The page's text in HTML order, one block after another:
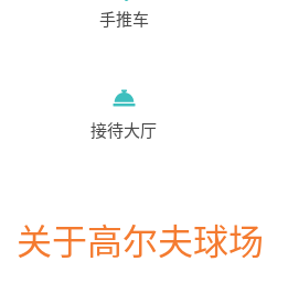
手推车
接待大厅
关于高尔夫球场